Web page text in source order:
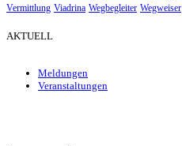
Vermittlung Viadrina Wegbegleiter Wegweiser
AKTUELL
Meldungen
Veranstaltungen